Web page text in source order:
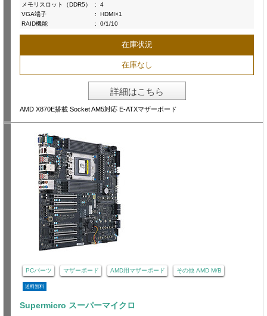
メモリスロット（DDR5）
:
4
VGA端子
:
HDMI×1
RAID機能
: 0/1/10
在庫状況
在庫なし
詳細はこちら
AMD X870E搭載 Socket AM5対応 E-ATXマザーボード
PCパーツ マザーボード AMD用マザーボード その他 AMD M/B
送料無料
Supermicro スーパーマイクロ